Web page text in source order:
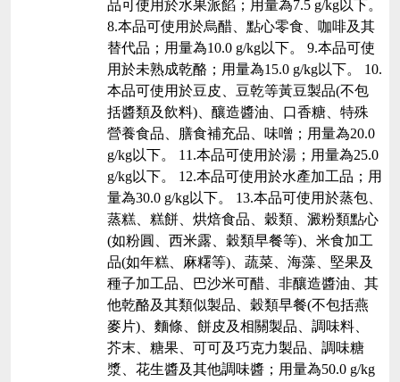
品可使用於水果派餡；用量為7.5 g/kg以下。
8.本品可使用於烏醋、點心零食、咖啡及其
替代品；用量為10.0 g/kg以下。 9.本品可使
用於未熟成乾酪；用量為15.0 g/kg以下。 10.
本品可使用於豆皮、豆乾等黃豆製品(不包
括醬類及飲料)、釀造醬油、口香糖、特殊
營養食品、膳食補充品、味噌；用量為20.0
g/kg以下。 11.本品可使用於湯；用量為25.0
g/kg以下。 12.本品可使用於水產加工品；用
量為30.0 g/kg以下。 13.本品可使用於蒸包、
蒸糕、糕餅、烘焙食品、穀類、澱粉類點心
(如粉圓、西米露、穀類早餐等)、米食加工
品(如年糕、麻糬等)、蔬菜、海藻、堅果及
種子加工品、巴沙米可醋、非釀造醬油、其
他乾酪及其類似製品、穀類早餐(不包括燕
麥片)、麵條、餅皮及相關製品、調味料、
芥末、糖果、可可及巧克力製品、調味糖
漿、花生醬及其他調味醬；用量為50.0 g/kg